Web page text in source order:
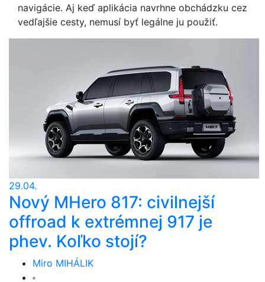
navigácie. Aj keď aplikácia navrhne obchádzku cez
vedľajšie cesty, nemusí byť legálne ju použiť.
29.04.
Nový MHero 817: civilnejší
offroad k extrémnej 917 je
phev. Koľko stojí?
Miro MIHÁLIK